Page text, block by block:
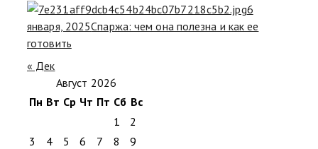
6
января, 2025Спаржа: чем она полезна и как ее
готовить
« Дек
Август 2026
Пн Вт Ср Чт Пт Сб Вс
1
2
3
4 5 6 7 8
9